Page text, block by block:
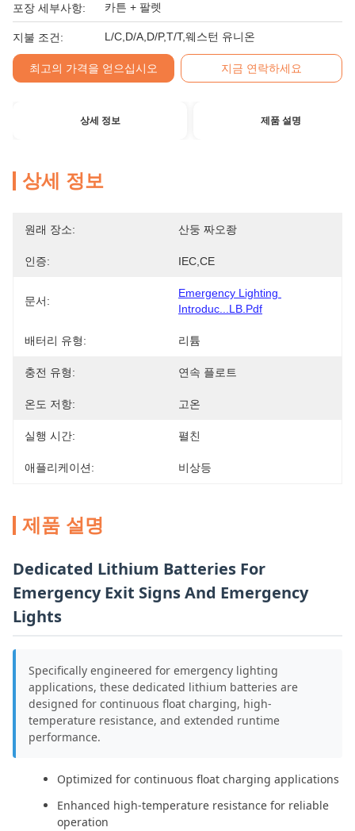
포장 세부사항: 카튼 + 팔렛
지불 조건: L/C,D/A,D/P,T/T,웨스턴 유니온
최고의 가격을 얻으십시오 지금 연락하세요
상세 정보 제품 설명
상세 정보
원래 장소: 산둥 짜오좡
인증: IEC,CE
문서:
Emergency Lighting
Introduc...LB.pdf
배터리 유형: 리튬
충전 유형: 연속 플로트
온도 저항: 고온
실행 시간: 펼친
애플리케이션: 비상등
제품 설명
Dedicated Lithium Batteries For
Emergency Exit Signs And Emergency
Lights
Specifically engineered for emergency lighting
applications, these dedicated lithium batteries are
designed for continuous float charging, high-
temperature resistance, and extended runtime
performance.
Optimized for continuous float charging applications
Enhanced high-temperature resistance for reliable
operation